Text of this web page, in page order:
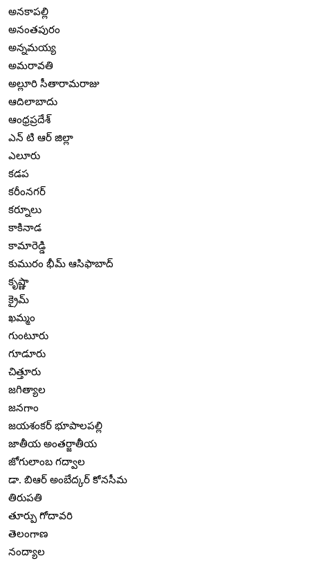
అనకాపల్లి
అనంతపురం
అన్నమయ్య
అమరావతి
అల్లూరి సీతారామరాజు
ఆదిలాబాదు
ఆంధ్రప్రదేశ్
ఎన్ టి ఆర్ జిల్లా
ఎలూరు
కడప
కరీంనగర్
కర్నూలు
కాకినాడ
కామారెడ్డి
కుమురం భీమ్ ఆసిఫాబాద్
కృష్ణా
క్రైమ్
ఖమ్మం
గుంటూరు
గూడూరు
చిత్తూరు
జగిత్యాల
జనగాం
జయశంకర్ భూపాలపల్లి
జాతీయ అంతర్జాతీయ
జోగులాంబ గద్వాల
డా. బిఆర్ అంబేద్కర్ కోనసీమ
తిరుపతి
తూర్పు గోదావరి
తెలంగాణ
నంద్యాల